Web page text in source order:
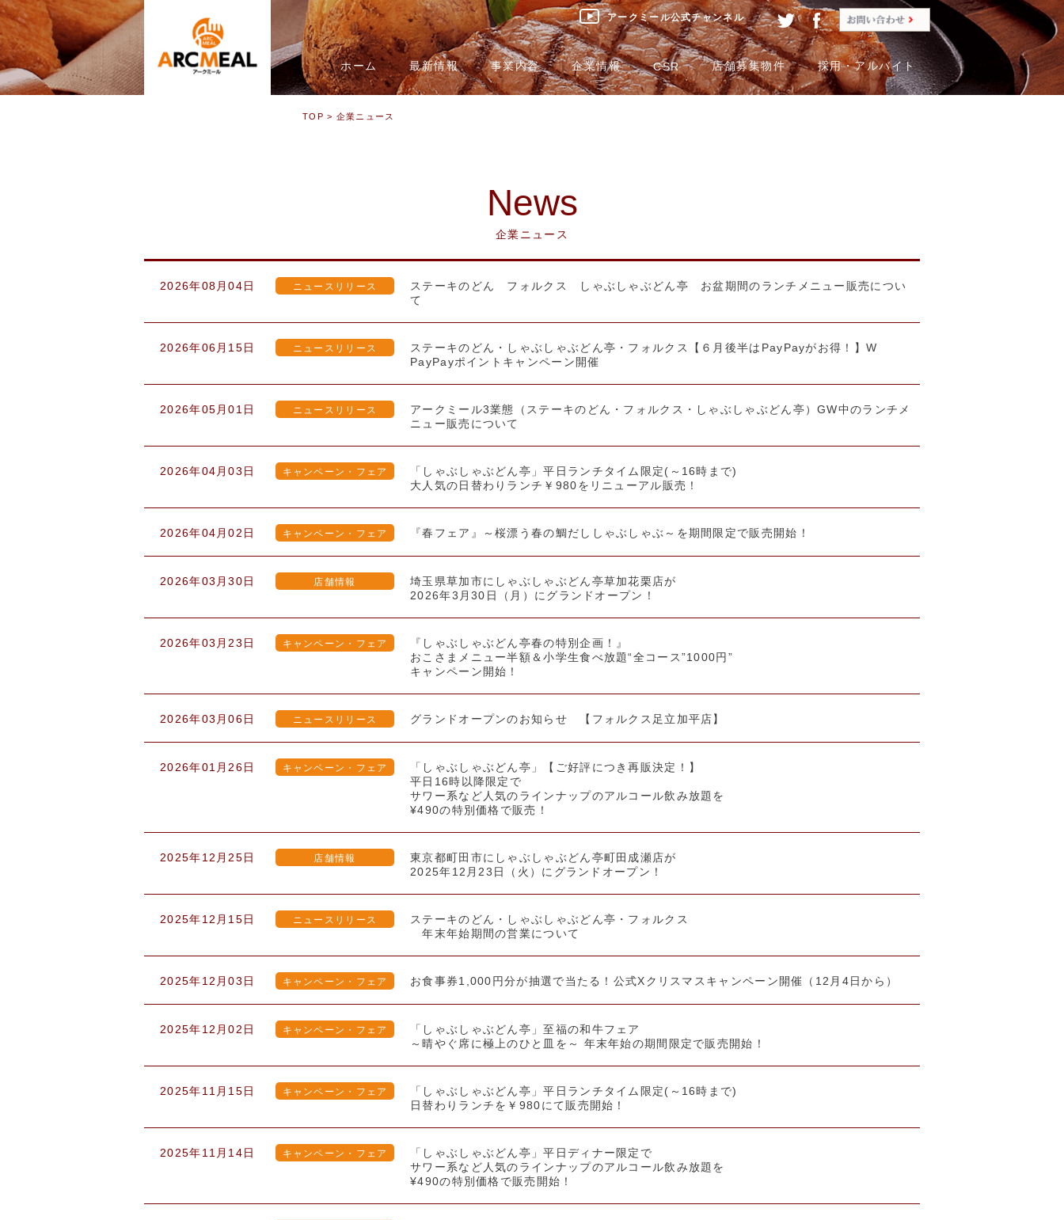
アークミール公式チャンネル
ホーム 最新情報 事業内容 企業情報 CSR 店舗募集物件 採用・アルバイト
TOP > 企業ニュース
News
企業ニュース
2026年08月04日 ニュースリリース
ステーキのどん フォルクス しゃぶしゃぶどん亭 お盆期間のランチメニュー販売につい
て
2026年06月15日 ニュースリリース
ステーキのどん・しゃぶしゃぶどん亭・フォルクス【６月後半はPayPayがお得！】W
PayPayポイントキャンペーン開催
2026年05月01日 ニュースリリース
アークミール3業態（ステーキのどん・フォルクス・しゃぶしゃぶどん亭）GW中のランチメ
ニュー販売について
2026年04月03日 キャンペーン・フェア
「しゃぶしゃぶどん亭」平日ランチタイム限定(～16時まで)
大人気の日替わりランチ￥980をリニューアル販売！
2026年04月02日 キャンペーン・フェア 『春フェア』～桜漂う春の鯛だししゃぶしゃぶ～を期間限定で販売開始！
2026年03月30日 店舗情報
埼玉県草加市にしゃぶしゃぶどん亭草加花栗店が
2026年3月30日（月）にグランドオープン！
2026年03月23日 キャンペーン・フェア
『しゃぶしゃぶどん亭春の特別企画！』
おこさまメニュー半額＆小学生食べ放題“全コース”1000円”
キャンペーン開始！
2026年03月06日 ニュースリリース グランドオープンのお知らせ 【フォルクス足立加平店】
2026年01月26日 キャンペーン・フェア
「しゃぶしゃぶどん亭」【ご好評につき再販決定！】
平日16時以降限定で
サワー系など人気のラインナップのアルコール飲み放題を
¥490の特別価格で販売！
2025年12月25日 店舗情報
東京都町田市にしゃぶしゃぶどん亭町田成瀬店が
2025年12月23日（火）にグランドオープン！
2025年12月15日 ニュースリリース
ステーキのどん・しゃぶしゃぶどん亭・フォルクス
年末年始期間の営業について
2025年12月03日 キャンペーン・フェア お食事券1,000円分が抽選で当たる！公式Xクリスマスキャンペーン開催（12月4日から）
2025年12月02日 キャンペーン・フェア
「しゃぶしゃぶどん亭」至福の和牛フェア
～晴やぐ席に極上のひと皿を～ 年末年始の期間限定で販売開始！
2025年11月15日 キャンペーン・フェア
「しゃぶしゃぶどん亭」平日ランチタイム限定(～16時まで)
日替わりランチを￥980にて販売開始！
2025年11月14日 キャンペーン・フェア
「しゃぶしゃぶどん亭」平日ディナー限定で
サワー系など人気のラインナップのアルコール飲み放題を
¥490の特別価格で販売開始！